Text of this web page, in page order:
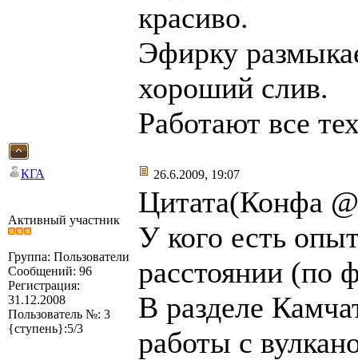
красиво.
Эфирку
хороший слив.
Работают все
КГА 26.6.2009, 19:07
Активный участник
Группа: Пользователи
Сообщений: 96
Регистрация:
31.12.2008
Пользователь №: 3
{ступень}:5/3
Цитата(Конфа
У кого есть
расстоянии (по
В разделе
работы с